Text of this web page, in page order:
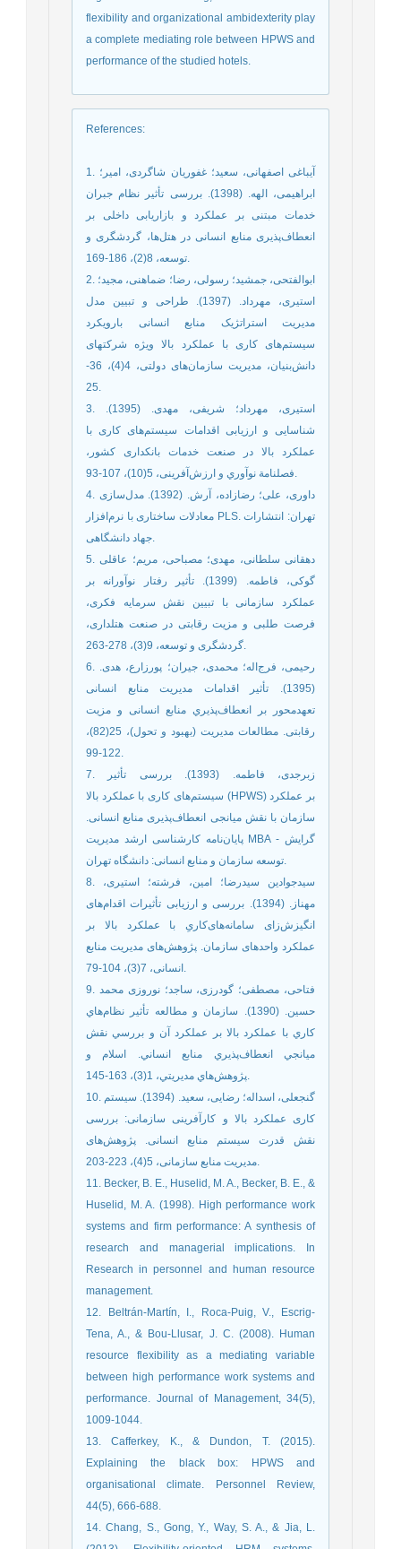
flexibility and organizational ambidexterity play
a complete mediating role between HPWS and
performance of the studied hotels.
References:
1. آیباغی اصفهانی، سعید؛ غفوریان شاگردی، امیر؛
ابراهیمی، الهه. (1398). بررسی تأثیر نظام جبران
خدمات مبتنی بر عملکرد و بازاریابی داخلی بر
انعطاف‌پذیری منابع انسانی در هتل‌ها، گردشگری و
توسعه، 8(2)، 186-169.
2. ابوالفتحی، جمشید؛ رسولی، رضا؛ ضماهنی، مجید؛
استیری، مهرداد. (1397). طراحی و تبیین مدل
مدیریت استراتژیک منابع انسانی بارویکرد
سیستم‌های کاری با عملکرد بالا ویژه شرکتهای
دانش‌بنیان، مدیریت سازمان‌های دولتی، 4(4)، 36-
25.
3. استیری، مهرداد؛ شریفی، مهدی. (1395).
شناسایی و ارزیابی اقدامات سیستم‌های کاری با
عملکرد بالا در صنعت خدمات بانکداری کشور،
فصلنامة نوآوري و ارزش‌آفرینی، 5(10)، 107-93.
4. داوری، علی؛ رضازاده، آرش. (1392). مدل‌سازی
معادلات ساختاری با نرم‌افزار PLS. تهران: انتشارات
جهاد دانشگاهی.
5. دهقانی سلطانی، مهدی؛ مصباحی، مریم؛ عاقلی
گوکی، فاطمه. (1399). تأثیر رفتار نوآورانه بر
عملکرد سازمانی با تبیین نقش سرمایه فکری،
فرصت طلبی و مزیت رقابتی در صنعت هتلداری،
گردشگری و توسعه، 9(3)، 278-263.
6. رحیمی، فرج‌اله؛ محمدی، جیران؛ پورزارع، هدی.
(1395). تأثیر اقدامات مدیریت منابع انسانی
تعهدمحور بر انعطاف‌پذیري منابع انسانی و مزیت
رقابتی. مطالعات مدیریت (بهبود و تحول)، 25(82)،
122-99.
7. زبرجدی، فاطمه. (1393). بررسی تأثیر
سیستم‌های کاری با عملکرد بالا (HPWS) بر عملکرد
سازمان با نقش میانجی انعطاف‌پذیری منابع انسانی.
پایان‌نامه کارشناسی ارشد مدیریت MBA - گرایش
توسعه سازمان و منابع انسانی: دانشگاه تهران.
8. سیدجوادین سیدرضا؛ امین، فرشته؛ استیری،
مهناز. (1394). بررسی و ارزیابی تأثیرات اقدام‌های
انگیزش‌زای سامانه‌های‌کاریِ با عملکرد بالا بر
عملکرد واحدهای سازمان. پژوهش‌های مدیریت منابع
انسانی، 7(3)، 104-79.
9. فتاحی، مصطفی؛ گودرزی، ساجد؛ نوروزی محمد
حسین. (1390). سازمان و مطالعه تأثير نظام‌هاي
كاري با عملكرد بالا بر عملكرد آن و بررسي نقش
ميانجي انعطاف‌پذيري منابع انساني. اسلام و
پژوهش‌هاي مديريتي، 1(3)، 163-145.
10. گنجعلی، اسداله؛ رضایی، سعید. (1394). سیستم
کاری عملکرد بالا و کارآفرینی سازمانی: بررسی
نقش قدرت سیستم منابع انسانی. پژوهش‌های
مدیریت منابع سازمانی، 5(4)، 223-203.
11. Becker, B. E., Huselid, M. A., Becker, B. E., &
Huselid, M. A. (1998). High performance work
systems and firm performance: A synthesis of
research and managerial implications. In
Research in personnel and human resource
management.
12. Beltrán-Martín, I., Roca-Puig, V., Escrig-
Tena, A., & Bou-Llusar, J. C. (2008). Human
resource flexibility as a mediating variable
between high performance work systems and
performance. Journal of Management, 34(5),
1009-1044.
13. Cafferkey, K., & Dundon, T. (2015).
Explaining the black box: HPWS and
organisational climate. Personnel Review,
44(5), 666-688.
14. Chang, S., Gong, Y., Way, S. A., & Jia, L.